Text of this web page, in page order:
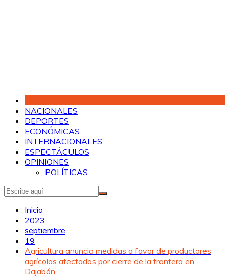
NACIONALES
DEPORTES
ECONÓMICAS
INTERNACIONALES
ESPECTÁCULOS
OPINIONES
POLÍTICAS
Inicio
2023
septiembre
19
Agricultura anuncia medidas a favor de productores
agrícolas afectados por cierre de la frontera en
Dajabón